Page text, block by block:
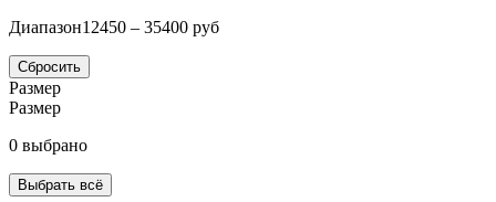
Диапазон12450 – 35400 руб
Сбросить
Размер
Размер
0 выбрано
Выбрать всё